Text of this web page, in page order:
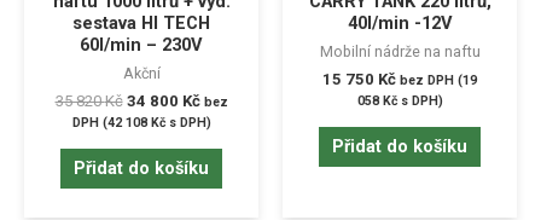
sestava HI TECH
60l/min – 230V
Akční
35 820Kč 34 800 Kč bez
DPH (42 108 Kčs DPH)
Přidat do košíku
40l/min -12V
Mobilní nádrže na naftu
15 750 Kč bez DPH (19
058 Kčs DPH)
Přidat do košíku